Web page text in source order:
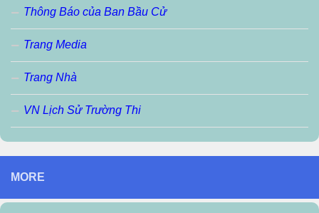
Thông Báo của Ban Bầu Cử
Trang Media
Trang Nhà
VN Lịch Sử Trường Thi
MORE